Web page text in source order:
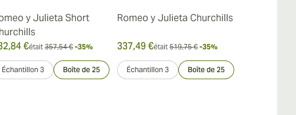
y Julieta Short
€était 357,54 € -35%
Échantillon 3 Boîte de 25
Romeo y Julieta Churchills
337,49 €était 519,75 € -35%
Échantillon 3 Boîte de 25